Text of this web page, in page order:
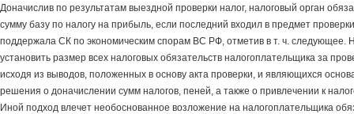
Доначислив по результатам выездной проверки налог, налоговый орган
сумму базу по налогу на прибыль, если последний входил в предмет
поддержала СК по экономическим спорам ВС РФ, отметив в т. ч. следующее.
установить размер всех налоговых обязательств налогоплательщика за
исходя из выводов, положенных в основу акта проверки, и являющихся
решения о доначислении сумм налогов, пеней, а также о привлечении к
Иной подход влечет необоснованное возложение на налогоплательщика